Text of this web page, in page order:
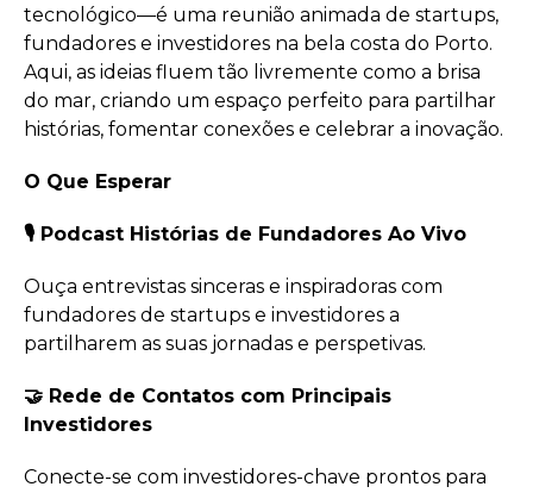
tecnológico—é uma reunião animada de startups,
fundadores e investidores na bela costa do Porto.
Aqui, as ideias fluem tão livremente como a brisa
do mar, criando um espaço perfeito para partilhar
histórias, fomentar conexões e celebrar a inovação.
O Que Esperar
🎙 Podcast Histórias de Fundadores Ao Vivo
Ouça entrevistas sinceras e inspiradoras com
fundadores de startups e investidores a
partilharem as suas jornadas e perspetivas.
🤝 Rede de Contatos com Principais
Investidores
Conecte-se com investidores-chave prontos para